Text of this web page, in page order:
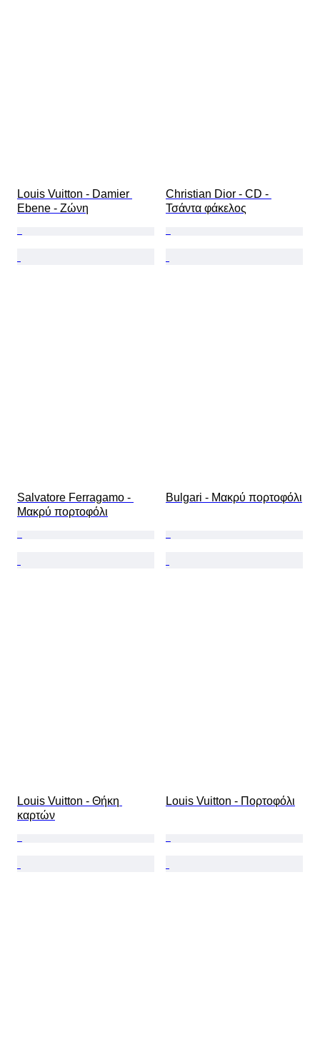
Louis Vuitton - Damier
Ebene - Ζώνη
Christian Dior - CD -
Τσάντα φάκελος
Salvatore Ferragamo -
Μακρύ πορτοφόλι
Bulgari - Μακρύ πορτοφόλι
Louis Vuitton - Θήκη
καρτών
Louis Vuitton - Πορτοφόλι